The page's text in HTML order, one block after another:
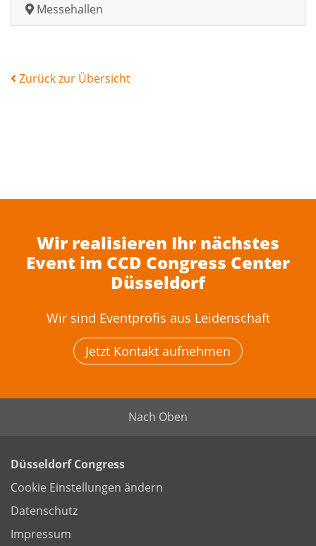
Messehallen
Zurück zur Übersicht
Wir realisieren Ihr nächstes
Event im CCD Congress Center
Düsseldorf
Wir sind Eventprofis aus Leidenschaft
Jetzt Kontakt aufnehmen
Nach Oben
Düsseldorf Congress
Cookie Einstellungen ändern
Datenschutz
Impressum